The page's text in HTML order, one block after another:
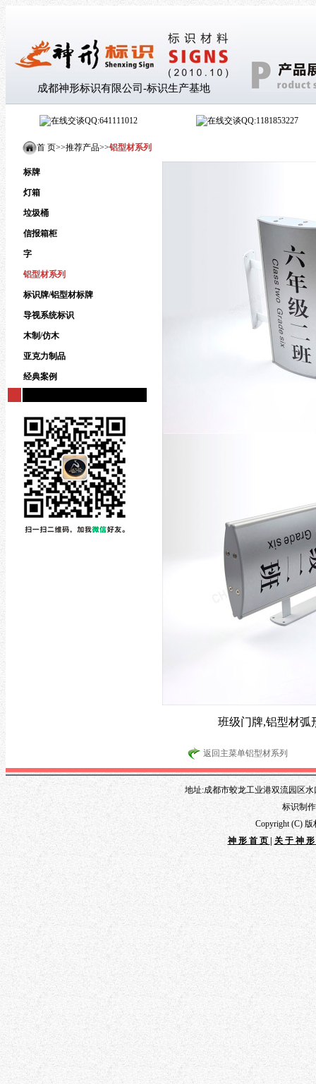
成都神形标识有限公司-标识生产基地
QQ:641111012 QQ:1181853227
首 页>>推荐产品>>铝型材系列
标牌
灯箱
垃圾桶
信报箱柜
字
铝型材系列
标识牌/铝型材标牌
导视系统标识
木制/仿木
亚克力制品
经典案例
班级门牌,铝型材弧
返回主菜单铝型材系列
地址:成都市蛟龙工业港双流园区水
标识制
Copyright (C)
神形首页
关于神形